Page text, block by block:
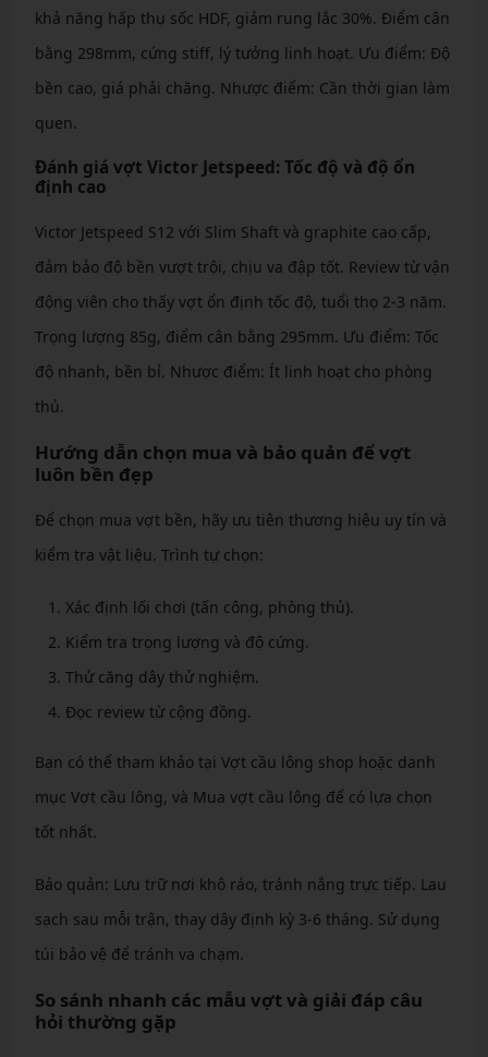
khả năng hấp thụ sốc HDF, giảm rung lắc 30%. Điểm cân
bằng 298mm, cứng stiff, lý tưởng linh hoạt. Ưu điểm: Độ
bền cao, giá phải chăng. Nhược điểm: Cần thời gian làm
quen.
Đánh giá vợt Victor Jetspeed: Tốc độ và độ ổn
định cao
Victor Jetspeed S12 với Slim Shaft và graphite cao cấp,
đảm bảo độ bền vượt trội, chịu va đập tốt. Review từ vận
động viên cho thấy vợt ổn định tốc độ, tuổi thọ 2-3 năm.
Trọng lượng 85g, điểm cân bằng 295mm. Ưu điểm: Tốc
độ nhanh, bền bỉ. Nhược điểm: Ít linh hoạt cho phòng
thủ.
Hướng dẫn chọn mua và bảo quản để vợt
luôn bền đẹp
Để chọn mua vợt bền, hãy ưu tiên thương hiệu uy tín và
kiểm tra vật liệu. Trình tự chọn:
Xác định lối chơi (tấn công, phòng thủ).
Kiểm tra trọng lượng và độ cứng.
Thử căng dây thử nghiệm.
Đọc review từ cộng đồng.
Bạn có thể tham khảo tại Vợt cầu lông shop hoặc danh
mục Vợt cầu lông, và Mua vợt cầu lông để có lựa chọn
tốt nhất.
Bảo quản: Lưu trữ nơi khô ráo, tránh nắng trực tiếp. Lau
sạch sau mỗi trận, thay dây định kỳ 3-6 tháng. Sử dụng
túi bảo vệ để tránh va chạm.
So sánh nhanh các mẫu vợt và giải đáp câu
hỏi thường gặp